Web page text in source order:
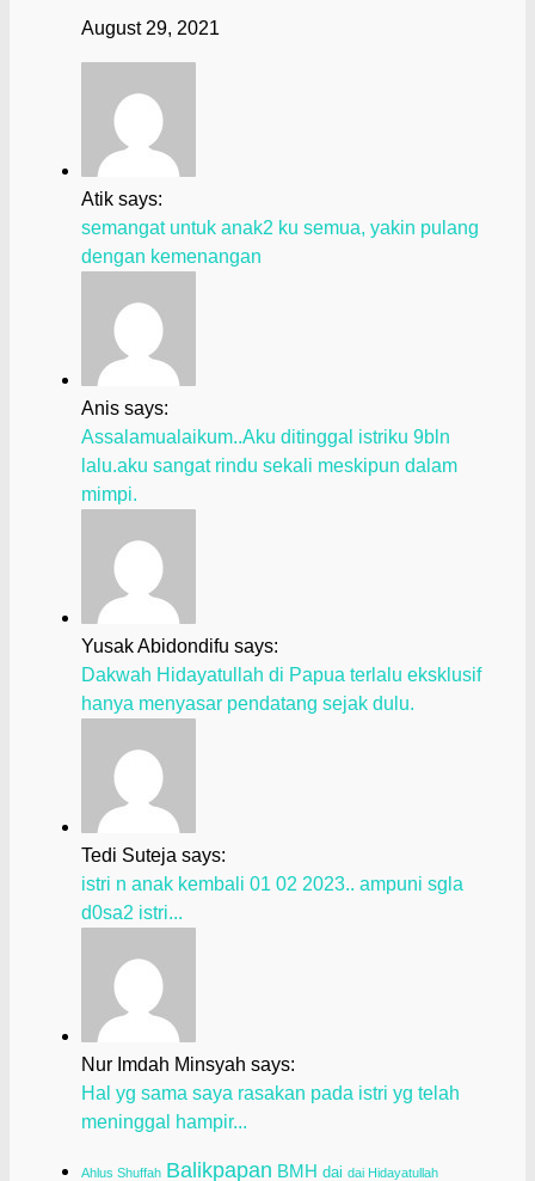
August 29, 2021
Atik says:
semangat untuk anak2 ku semua, yakin pulang
dengan kemenangan
Anis says:
Assalamualaikum..Aku ditinggal istriku 9bln
lalu.aku sangat rindu sekali meskipun dalam
mimpi.
Yusak Abidondifu says:
Dakwah Hidayatullah di Papua terlalu eksklusif
hanya menyasar pendatang sejak dulu.
Tedi Suteja says:
istri n anak kembali 01 02 2023.. ampuni sgla
d0sa2 istri...
Nur Imdah Minsyah says:
Hal yg sama saya rasakan pada istri yg telah
meninggal hampir...
Ahlus Shuffah Balikpapan BMH dai dai Hidayatullah